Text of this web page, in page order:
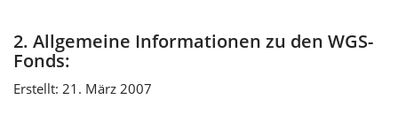
2. Allgemeine Informationen zu den WGS-
Fonds:
Erstellt: 21. März 2007